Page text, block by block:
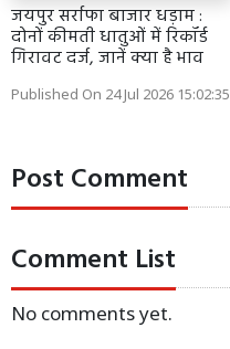
जयपुर सर्राफा बाजार धड़ाम :
दोनों कीमती धातुओं में रिकॉर्ड
गिरावट दर्ज, जानें क्या है भाव
Published On 24 Jul 2026 15:02:35
Post Comment
Comment List
No comments yet.